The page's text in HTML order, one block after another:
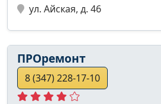
ул. Айская, д. 46
ПРОремонт
8 (347) 228-17-10